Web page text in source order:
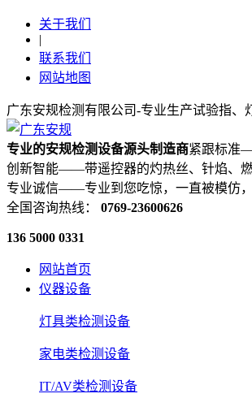
关于我们
|
联系我们
网站地图
广东安规检测有限公司-专业生产试验指
专业的安规检测设备源头制造商紧跟标准
创新智能——带遥控器的灼热丝、针焰、
专业诚信——专业到您吃惊，一直被模仿
全国咨询热线： 0769-23600626
136 5000 0331
网站首页
仪器设备
灯具类检测设备
家电类检测设备
IT/AV类检测设备